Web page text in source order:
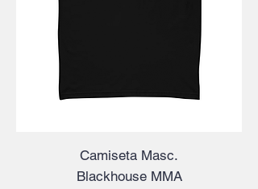
Camiseta Masc.
Blackhouse MMA